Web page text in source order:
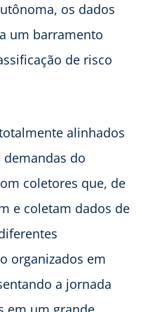
os dados
um barramento
de risco
alinhados
do
coletores que, de
e coletam dados de
organizados em
a jornada